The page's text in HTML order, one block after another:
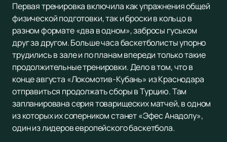
Первая тренировка включила как упражнения общей
физической подготовки, так и броски в кольцо в
разном формате «два в одном», забросы гуськом
друг за другом. Больше часа баскетболисты упорно
трудились в зале и по планам впереди только такие
продолжительные тренировки. Дело в том, что в
конце августа «Локомотив-Кубань» из Краснодара
отправиться продолжать сборы в Турцию. Там
запланирована серия товарищеских матчей, в одном
из которых их соперником станет «Эфес Анадолу»,
один из лидеров европейского баскетбола.